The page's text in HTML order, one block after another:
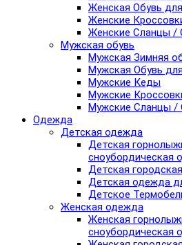
Женская Обувь
Женские
Женские Сланцы /
Мужская обувь
Мужская Зимняя
Мужская Обувь
Мужские Кеды
Мужские
Мужские Сланцы /
Одежда
Детская одежда
Детская
сноубордическая
Детская
Детская одежда
Детское
Женская одежда
Женская
сноубордическая